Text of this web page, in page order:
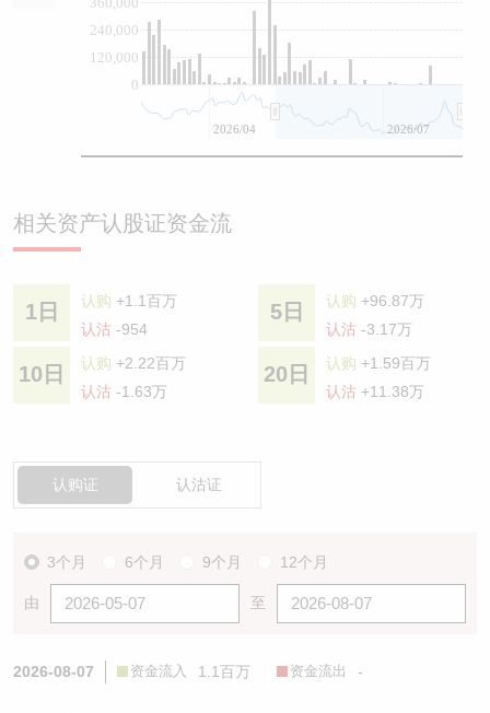
0
120,000
240,000
2026/04 2026/07
相关资产认股证资金流
1日 认购 +1.1百万
认沽 -954
5日 认购 +96.87万
认沽 -3.17万
10日 认购 +2.22百万
认沽 -1.63万
20日 认购 +1.59百万
认沽 +11.38万
认购证 认沽证
3个月 6个月 9个月 12个月
由 至
2026-08-07 资金流入 1.1百万 资金流出 -